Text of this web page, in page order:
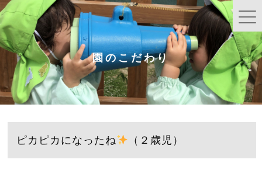
園のこだわり
ピカピカになったね （２歳児）